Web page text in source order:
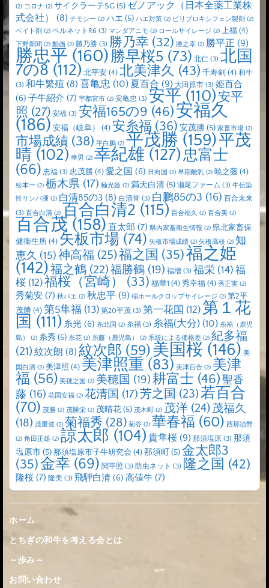
(2) コロナ (2) サイクラーテSG(5) ゼノアック（日本全薬工業株
式会社）
(8) チモシー (2) ハエ (5) ハエ対策 (2) ピリプロキシフェン製剤 (2)
ベイト剤 (2) ペルネットR6 (3) マンダアニモ (2) ロールサイレージ (2) 上福 (4)
下野新聞 (2) 動画 (2) 勝乃勝 (3) 勝乃幸 (32) 勝之幸 (2) 勝平正 (9)
勝忠平 (160)勝早桜5 (73) 北仁 (3) 北国
7の8 (112) 北平安 (4) 北美津久 (43) 千寿剣 (4) 和牛
(3) 和牛繁殖 (8) 喜亀忠 (10) 夏百合 (9) 大田原市 (3) 姫百合
(6) 子牛紹介 (7) 宇都宮市 (2) 安亀忠 (3) 安平(110)安平
照 (27) 安福 (3) 安福165の9 (46)安福久
(186) 安福（岐阜） (4) 安糸福 (36) 安茂勝 (5) 家畜市場 (2)
市場成績 (38) 平白鵬 (2) 平茂勝 (159)平茂
晴 (102) 幸男 (2) 幸紀雄 (127)忠富士
(66) 忠福 (3) 忠茂勝 (4) 愛之国 (6) 日向国 (2) 早期離乳 (2) 暁之藤 (4)
松本一 (2) 栃木県 (17) 極光姫 (2) 満天白清(5) 瀬尾ファーム (3) 牛伝染
性リンパ腫 (2) 白清85の3 (8) 白清誉 (3) 白鵬85の3 (16) 百合未来
(3) 百合白清 (2) 百合白清2 (115) 百合福久 (2) 百合美 (2)
百合茂 (158) 直太郎 (7) 県内家畜衛生情報 (2) 県北家畜保
健衛生所 (4) 矢板市場 (74) 矢板市場成績 (2) 矢板高校 (2) 知
恵久 (15) 神高福 (25)福之国 (35)福之姫
(142)福之鶴 (22)福勝鶴 (19) 福増 (3) 福栄 (14) 福
桜 (12)福桜（宮崎） (33) 福華1 (4) 秀幸福 (4) 秀正実 (2)
秀菊安 (7) 秋バエ (2) 秋忠平 (9) 稲ホールクロップサイレージ (2) 第2平
茂勝 (4) 第5隼福 (13) 第20平茂 (3) 第一花国 (12) 第１花
国 (111) 糸光 (6) 糸北国 (2) 糸福 (3) 糸福(大分) (10) 糸福（鹿児
島）
(2) 糸秀 (5) 糸花 (2) 糸藤（鹿児島） (2) 系統による価格差 (2) 紀多福
(21) 紋次朗 (8) 紋次郎 (59)美国桜 (146) 美
国白清 (2) 美津照 (4) 美津照重 (83) 美津百合 (2) 美津
福 (56) 美穂之国 (2) 美穂国 (19)耕富士 (46)聖香
藤 (16) 花国安福 (2) 花清国 (17)芳之国 (23)若百合
(70) 茂勝 (2) 茂勝栄 (2) 茂晴花(5) 茂木町 (2) 茂洋 (24)茂福久
(18) 茂重波 (2) 菊福秀 (28) 菊谷 (2) 華春福 (60) 西那須野
(2) 角田正雄 (2) 諒太郎 (104) 貴隼桜 (9) 那須塩原 (3) 那須
塩原市(5) 那須塩原市子牛研究会 (4) 那須町 (5)金太郎3
(35)金幸 (69) 関平照 (3) 防虫ネット (3) 隆之国 (42)
隆桜 (7) 隆美 (3) 飛騨白清 (6) 高値牛 (7)
ホーム
とちぎの和牛を考える会とは
～歩み～
お問い合わせ